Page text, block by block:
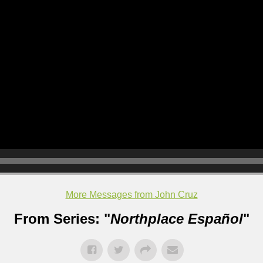
More Messages from John Cruz
From Series: "Northplace Español"